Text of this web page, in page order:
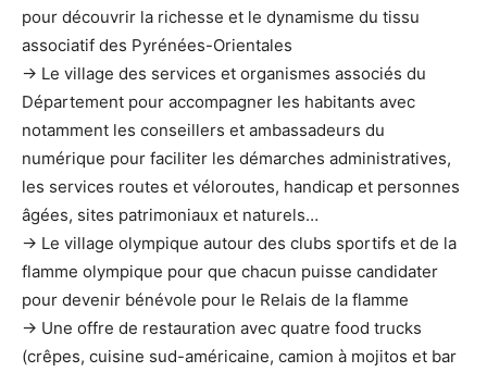
pour découvrir la richesse et le dynamisme du tissu
associatif des Pyrénées-Orientales
→ Le village des services et organismes associés du
Département pour accompagner les habitants avec
notamment les conseillers et ambassadeurs du
numérique pour faciliter les démarches administratives,
les services routes et véloroutes, handicap et personnes
âgées, sites patrimoniaux et naturels…
→ Le village olympique autour des clubs sportifs et de la
flamme olympique pour que chacun puisse candidater
pour devenir bénévole pour le Relais de la flamme
→ Une offre de restauration avec quatre food trucks
(crêpes, cuisine sud-américaine, camion à mojitos et bar